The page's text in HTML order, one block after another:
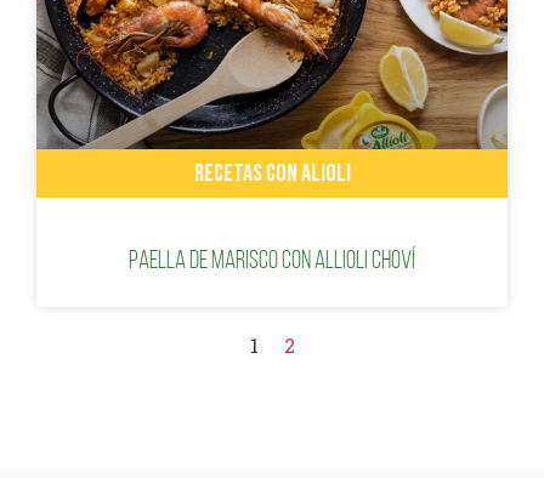
RECETAS CON ALIOLI
Paella de marisco con Allioli Choví
1 2